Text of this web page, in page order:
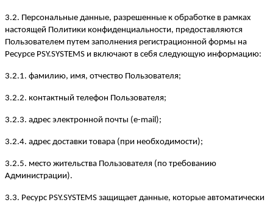
3.2. Персональные данные, разрешенные к обработке в рамках
настоящей Политики конфиденциальности, предоставляются
Пользователем путем заполнения регистрационной формы на
Ресурсе PSY.SYSTEMS и включают в себя следующую информацию:
3.2.1. фамилию, имя, отчество Пользователя;
3.2.2. контактный телефон Пользователя;
3.2.3. адрес электронной почты (e-mail);
3.2.4. адрес доставки товара (при необходимости);
3.2.5. место жительства Пользователя (по требованию
Администрации).
3.3. Ресурс PSY.SYSTEMS защищает данные, которые автоматически